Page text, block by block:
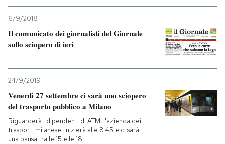
AREA PERSONALE
Entra
6/9/2018
Il comunicato dei giornalisti del Giornale
sullo sciopero di ieri
24/9/2019
Venerdì 27 settembre ci sarà uno sciopero
del trasporto pubblico a Milano
Riguarderà i dipendenti di ATM, l'azienda dei
trasporti milanese: inizierà alle 8.45 e ci sarà
una pausa tra le 15 e le 18